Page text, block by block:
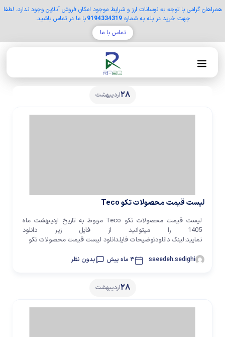
همراهان گرامی با توجه به نوسانات ارز و شرایط موجود امکان فروش آنلاین وجود ندارد، لطفا
جهت خرید در بله به شماره9194334319با ما در تماس باشید.
تماس با ما
28اردیبهشت
لیست قیمت محصولات تکو Teco
لیست قیمت محصولات تکو Teco مربوط به تاریخ اردیبهشت ماه
1405 را میتوانید از فایل زیر دانلود
نمایید:لینک دانلودتوضیحات فایلدانلود لیست قیمت محصولات تکو
saeedeh.sedighi 3 ماه پیش بدون نظر
28اردیبهشت